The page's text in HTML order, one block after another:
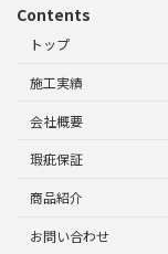
Contents
トップ
施工実績
会社概要
瑕疵保証
商品紹介
お問い合わせ